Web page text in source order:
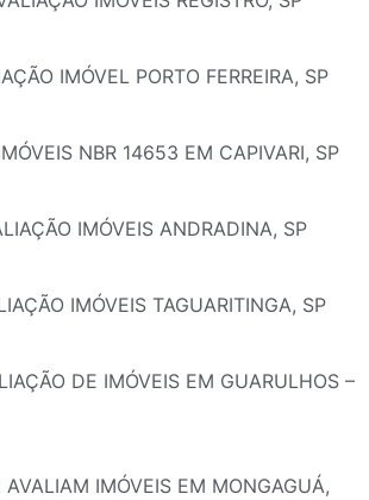
IMÓVEL PORTO FERREIRA, SP
NBR 14653 EM CAPIVARI, SP
IMÓVEIS ANDRADINA, SP
IMÓVEIS TAGUARITINGA, SP
DE IMÓVEIS EM GUARULHOS –
AVALIAM IMÓVEIS EM MONGAGUÁ,